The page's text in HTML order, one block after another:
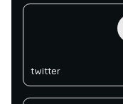
twitter